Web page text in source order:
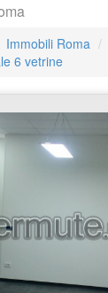
Immobili Roma
6 vetrine